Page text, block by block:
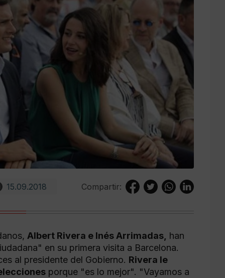
15.09.2018 Compartir:
Albert Rivera e Inés Arrimadas, han
en su primera visita a Barcelona.
al presidente del Gobierno. Rivera le
porque "es lo mejor". "Vayamos a